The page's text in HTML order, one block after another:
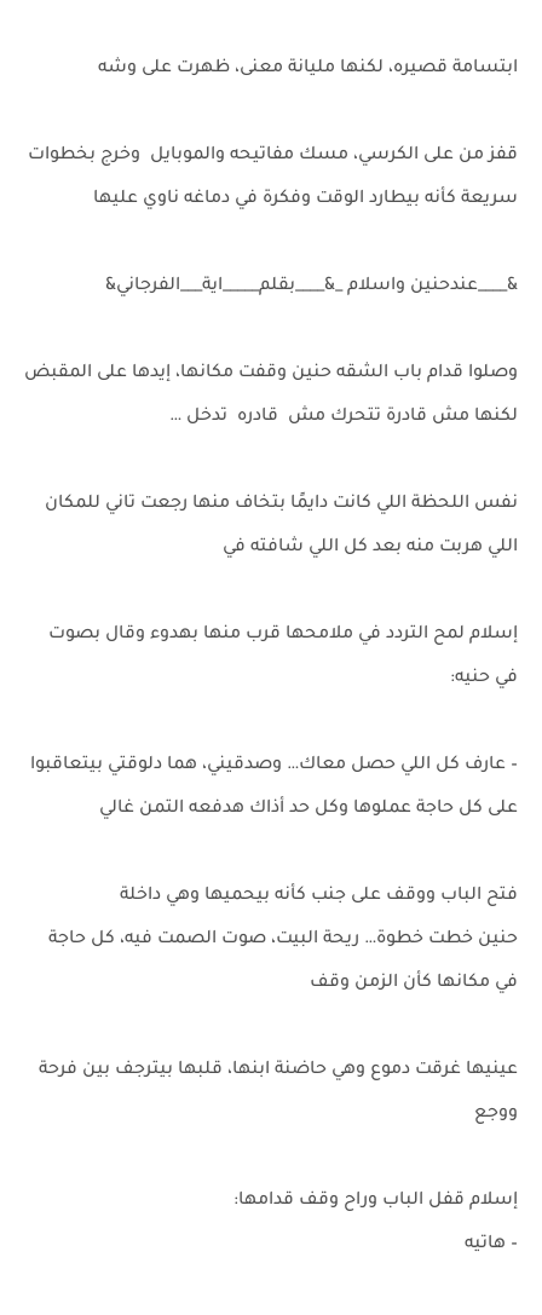
ابتسامة قصيره، لكنها مليانة معنى، ظهرت على وشه
قفز من على الكرسي، مسك مفاتيحه والموبايل وخرج بخطوات
سريعة كأنه بيطارد الوقت وفكرة في دماغه ناوي عليها
&____عندحنين واسلام _&____بقلم_____اية___الفرجاني&
وصلوا قدام باب الشقه حنين وقفت مكانها، إيدها على المقبض
لكنها مش قادرة تتحرك مش قادره تدخل …
نفس اللحظة اللي كانت دايمًا بتخاف منها رجعت تاني للمكان
اللي هربت منه بعد كل اللي شافته في
إسلام لمح التردد في ملامحها قرب منها بهدوء وقال بصوت
في حنيه:
– عارف كل اللي حصل معاك… وصدقيني، هما دلوقتي بيتعاقبوا
على كل حاجة عملوها وكل حد أذاك هدفعه التمن غالي
فتح الباب ووقف على جنب كأنه بيحميها وهي داخلة
حنين خطت خطوة… ريحة البيت، صوت الصمت فيه، كل حاجة
في مكانها كأن الزمن وقف
عينيها غرقت دموع وهي حاضنة ابنها، قلبها بيترجف بين فرحة
ووجع
إسلام قفل الباب وراح وقف قدامها:
– هاتيه